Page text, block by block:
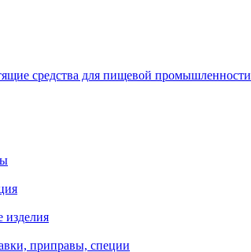
средства для пищевой промышленности
приправы, специи